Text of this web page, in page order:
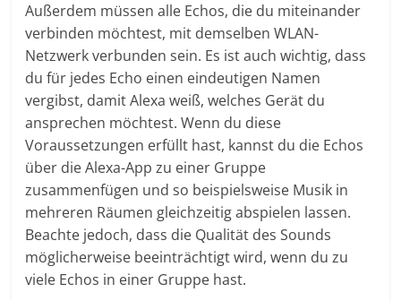
Außerdem müssen alle Echos, die du miteinander
verbinden möchtest, mit demselben WLAN-
Netzwerk verbunden sein. Es ist auch wichtig, dass
du für jedes Echo einen eindeutigen Namen
vergibst, damit Alexa weiß, welches Gerät du
ansprechen möchtest. Wenn du diese
Voraussetzungen erfüllt hast, kannst du die Echos
über die Alexa-App zu einer Gruppe
zusammenfügen und so beispielsweise Musik in
mehreren Räumen gleichzeitig abspielen lassen.
Beachte jedoch, dass die Qualität des Sounds
möglicherweise beeinträchtigt wird, wenn du zu
viele Echos in einer Gruppe hast.